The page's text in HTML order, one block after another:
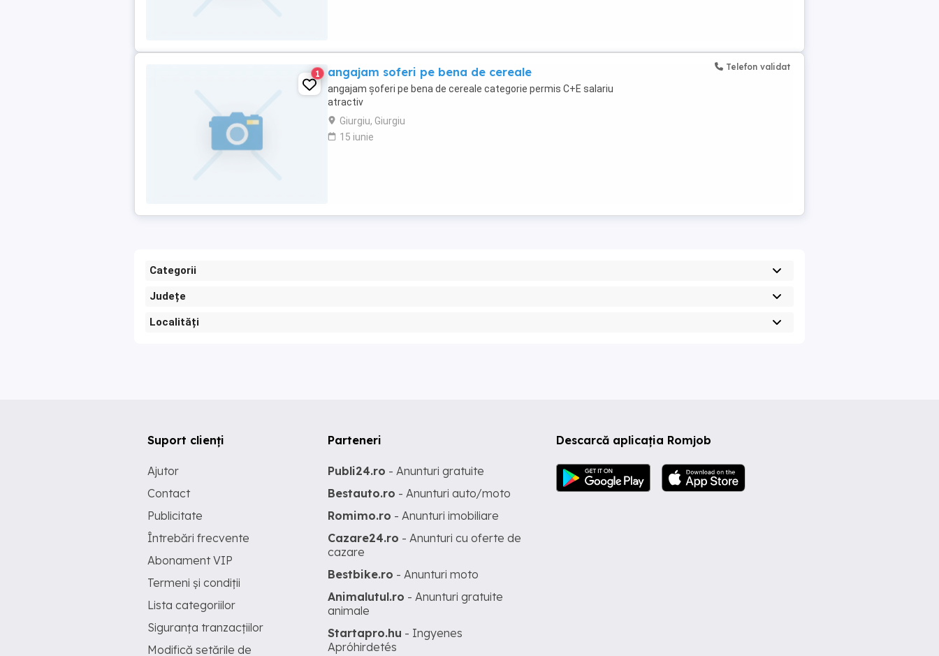
1 angajam soferi pe bena de cereale
angajam șoferi pe bena de cereale categorie permis C+E salariu
atractiv
Giurgiu, Giurgiu
15 iunie
Telefon validat
Categorii
Județe
Localități
Descarcă aplicația Romjob
Suport clienți
Ajutor
Contact
Publicitate
Întrebări frecvente
Abonament VIP
Termeni și condiții
Lista categoriilor
Siguranța tranzacțiilor
Modifică setările de
Parteneri
Publi24.ro - Anunturi gratuite
Bestauto.ro - Anunturi auto/moto
Romimo.ro - Anunturi imobiliare
Cazare24.ro - Anunturi cu oferte de
cazare
Bestbike.ro - Anunturi moto
Animalutul.ro - Anunturi gratuite
animale
Startapro.hu - Ingyenes
Apróhirdetés